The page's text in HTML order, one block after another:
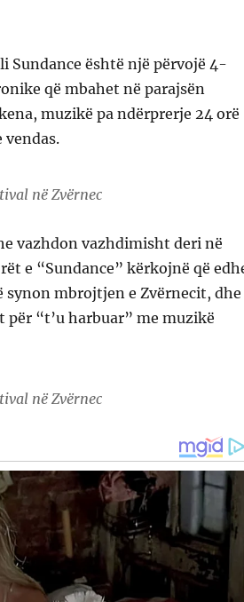
Sundance është një përvojë 4-
që mbahet në parajsën
muzikë pa ndërprerje 24 orë
në Zvërnec
vazhdon vazhdimisht deri në
e “Sundance” kërkojnë që
mbrojtjen e Zvërnecit, dhe
“t’u harbuar” me muzikë
në Zvërnec